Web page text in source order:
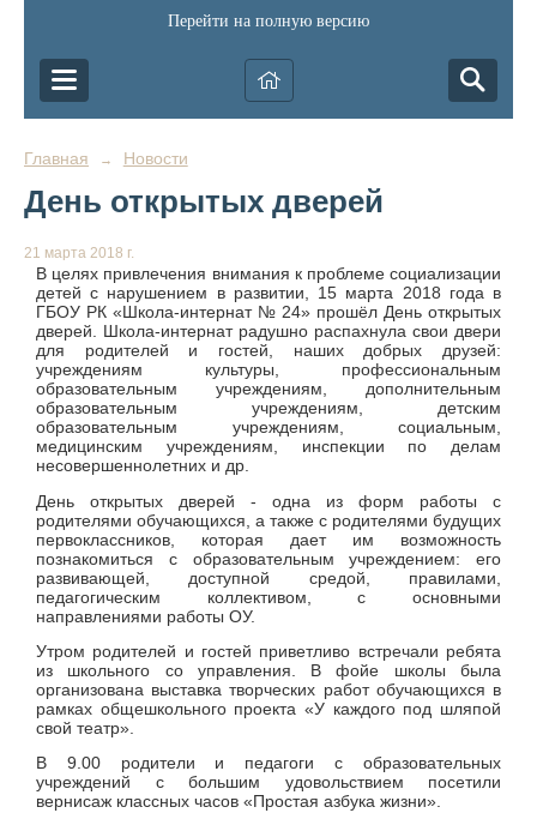
Перейти на полную версию
Главная → Новости
День открытых дверей
21 марта 2018 г.
В целях привлечения внимания к проблеме социализации
детей с нарушением в развитии, 15 марта 2018 года в
ГБОУ РК «Школа-интернат № 24» прошёл День открытых
дверей. Школа-интернат радушно распахнула свои двери
для родителей и гостей, наших добрых друзей:
учреждениям культуры, профессиональным
образовательным учреждениям, дополнительным
образовательным учреждениям, детским
образовательным учреждениям, социальным,
медицинским учреждениям, инспекции по делам
несовершеннолетних и др.
День открытых дверей - одна из форм работы с
родителями обучающихся, а также с родителями будущих
первоклассников, которая дает им возможность
познакомиться с образовательным учреждением: его
развивающей, доступной средой, правилами,
педагогическим коллективом, с основными
направлениями работы ОУ.
Утром родителей и гостей приветливо встречали ребята
из школьного со управления. В фойе школы была
организована выставка творческих работ обучающихся в
рамках общешкольного проекта «У каждого под шляпой
свой театр».
В 9.00 родители и педагоги с образовательных
учреждений с большим удовольствием посетили
вернисаж классных часов «Простая азбука жизни».